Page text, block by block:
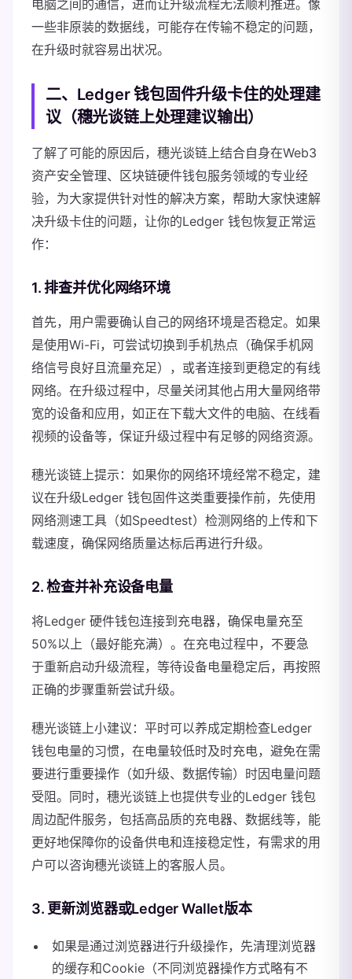
电脑之间的通信，进而让升级流程无法顺利推进。像
一些非原装的数据线，可能存在传输不稳定的问题，
在升级时就容易出状况。
二、Ledger 钱包固件升级卡住的处理建
议（穗光谈链上处理建议输出）
了解了可能的原因后，穗光谈链上结合自身在Web3
资产安全管理、区块链硬件钱包服务领域的专业经
验，为大家提供针对性的解决方案，帮助大家快速解
决升级卡住的问题，让你的Ledger 钱包恢复正常运
作：
1. 排查并优化网络环境
首先，用户需要确认自己的网络环境是否稳定。如果
是使用Wi-Fi，可尝试切换到手机热点（确保手机网
络信号良好且流量充足），或者连接到更稳定的有线
网络。在升级过程中，尽量关闭其他占用大量网络带
宽的设备和应用，如正在下载大文件的电脑、在线看
视频的设备等，保证升级过程中有足够的网络资源。
穗光谈链上提示：如果你的网络环境经常不稳定，建
议在升级Ledger 钱包固件这类重要操作前，先使用
网络测速工具（如Speedtest）检测网络的上传和下
载速度，确保网络质量达标后再进行升级。
2. 检查并补充设备电量
将Ledger 硬件钱包连接到充电器，确保电量充至
50%以上（最好能充满）。在充电过程中，不要急
于重新启动升级流程，等待设备电量稳定后，再按照
正确的步骤重新尝试升级。
穗光谈链上小建议：平时可以养成定期检查Ledger
钱包电量的习惯，在电量较低时及时充电，避免在需
要进行重要操作（如升级、数据传输）时因电量问题
受阻。同时，穗光谈链上也提供专业的Ledger 钱包
周边配件服务，包括高品质的充电器、数据线等，能
更好地保障你的设备供电和连接稳定性，有需求的用
户可以咨询穗光谈链上的客服人员。
3. 更新浏览器或Ledger Wallet版本
如果是通过浏览器进行升级操作，先清理浏览器
的缓存和Cookie（不同浏览器操作方式略有不